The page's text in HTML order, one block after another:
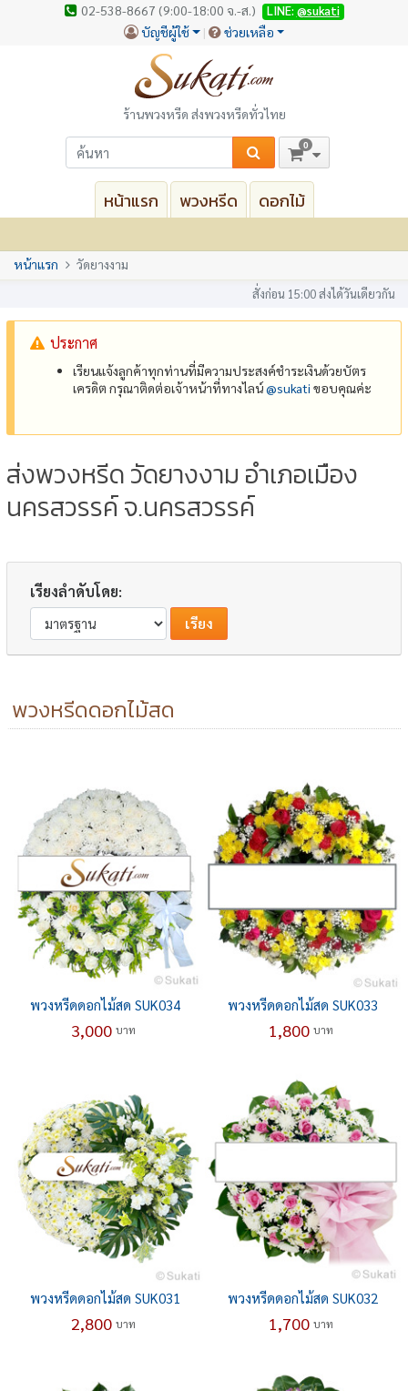
02-538-8667 (9:00-18:00 จ.-ส.) LINE: @sukati
บัญชีผู้ใช้ ช่วยเหลือ
ร้านพวงหรีด ส่งพวงหรีดทั่วไทย
0
หน้าแรก พวงหรีด ดอกไม้
หน้าแรก วัดยางงาม
สั่งก่อน 15:00 ส่งได้วันเดียวกัน
ประกาศ
เรียนแจ้งลูกค้าทุกท่านที่มีความประสงค์ชำระเงินด้วยบัตร
เครดิต กรุณาติดต่อเจ้าหน้าที่ทางไลน์@‌sukati ขอบคุณค่ะ
ส่งพวงหรีด วัดยางงาม อำเภอเมือง
นครสวรรค์ จ.นครสวรรค์
เรียงลำดับโดย:
พวงหรีดดอกไม้สด
พวงหรีดดอกไม้สด SUK034
3,000 บาท
พวงหรีดดอกไม้สด SUK033
1,800 บาท
พวงหรีดดอกไม้สด SUK031
2,800 บาท
พวงหรีดดอกไม้สด SUK032
1,700 บาท